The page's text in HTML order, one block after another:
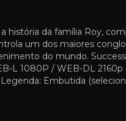
história da família Roy,
um dos maiores
do mundo.
L 1080P / WEB-DL 2160p
Embutida